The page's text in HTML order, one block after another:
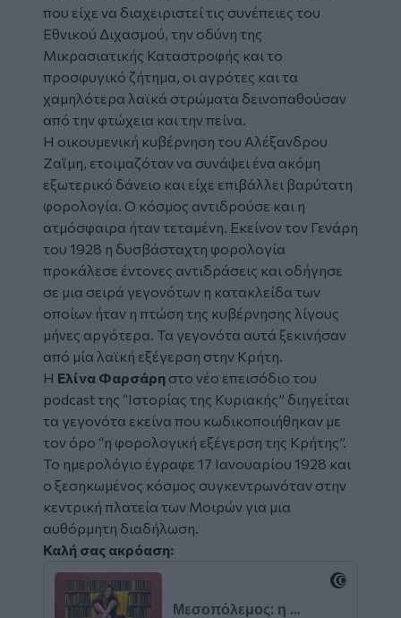
που είχε να διαχειριστεί τις συνέπειες του
Εθνικού Διχασμού, την οδύνη της
Μικρασιατικής Καταστροφής και το
προσφυγικό ζήτημα, οι αγρότες και τα
χαμηλότερα λαϊκά στρώματα δεινοπαθούσαν
από την φτώχεια και την πείνα.
Η οικουμενική κυβέρνηση του Αλέξανδρου
Ζαΐμη, ετοιμαζόταν να συνάψει ένα ακόμη
εξωτερικό δάνειο και είχε επιβάλλει βαρύτατη
φορολογία. Ο κόσμος αντιδρούσε και η
ατμόσφαιρα ήταν τεταμένη. Εκείνον τον Γενάρη
του 1928 η δυσβάσταχτη φορολογία
προκάλεσε έντονες αντιδράσεις και οδήγησε
σε μια σειρά γεγονότων η κατακλείδα των
οποίων ήταν η πτώση της κυβέρνησης λίγους
μήνες αργότερα. Τα γεγονότα αυτά ξεκινήσαν
από μία λαϊκή εξέγερση στην Κρήτη.
Η Ελίνα Φαρσάρη στο νέο επεισόδιο του
podcastτης “Ιστορίας της Κυριακής” διηγείται
τα γεγονότα εκείνα που κωδικοποιήθηκαν με
τον όρο “η φορολογική εξέγερση της Κρήτης”.
Το ημερολόγιο έγραφε 17 Ιανουαρίου 1928 και
ο ξεσηκωμένος κόσμος συγκεντρωνόταν στην
κεντρική πλατεία των Μοιρών για μια
αυθόρμητη διαδήλωση.
Καλή σας ακρόαση:
Embed
Code